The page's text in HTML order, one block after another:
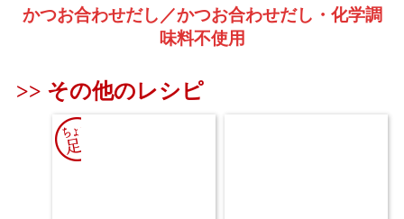
かつお合わせだし／かつお合わせだし・化学調
味料不使用
その他のレシピ